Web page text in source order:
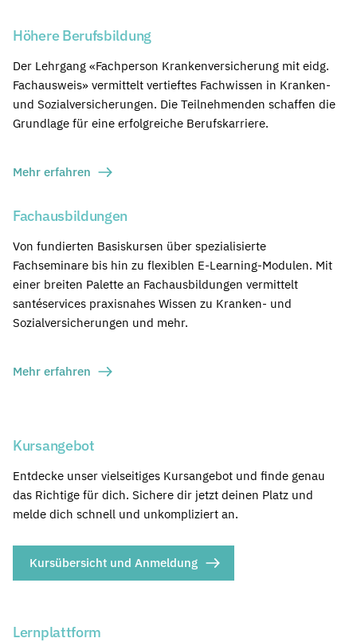
Höhere Berufsbildung
Der Lehrgang «Fachperson Krankenversicherung mit eidg.
Fachausweis» vermittelt vertieftes Fachwissen in Kranken-
und Sozialversicherungen. Die Teilnehmenden schaffen die
Grundlage für eine erfolgreiche Berufskarriere.
Mehr erfahren
Fachausbildungen
Von fundierten Basiskursen über spezialisierte
Fachseminare bis hin zu flexiblen E-Learning-Modulen. Mit
einer breiten Palette an Fachausbildungen vermittelt
santéservices praxisnahes Wissen zu Kranken- und
Sozialversicherungen und mehr.
Mehr erfahren
Kursangebot
Entdecke unser vielseitiges Kursangebot und finde genau
das Richtige für dich. Sichere dir jetzt deinen Platz und
melde dich schnell und unkompliziert an.
Kursübersicht und Anmeldung
Lernplattform